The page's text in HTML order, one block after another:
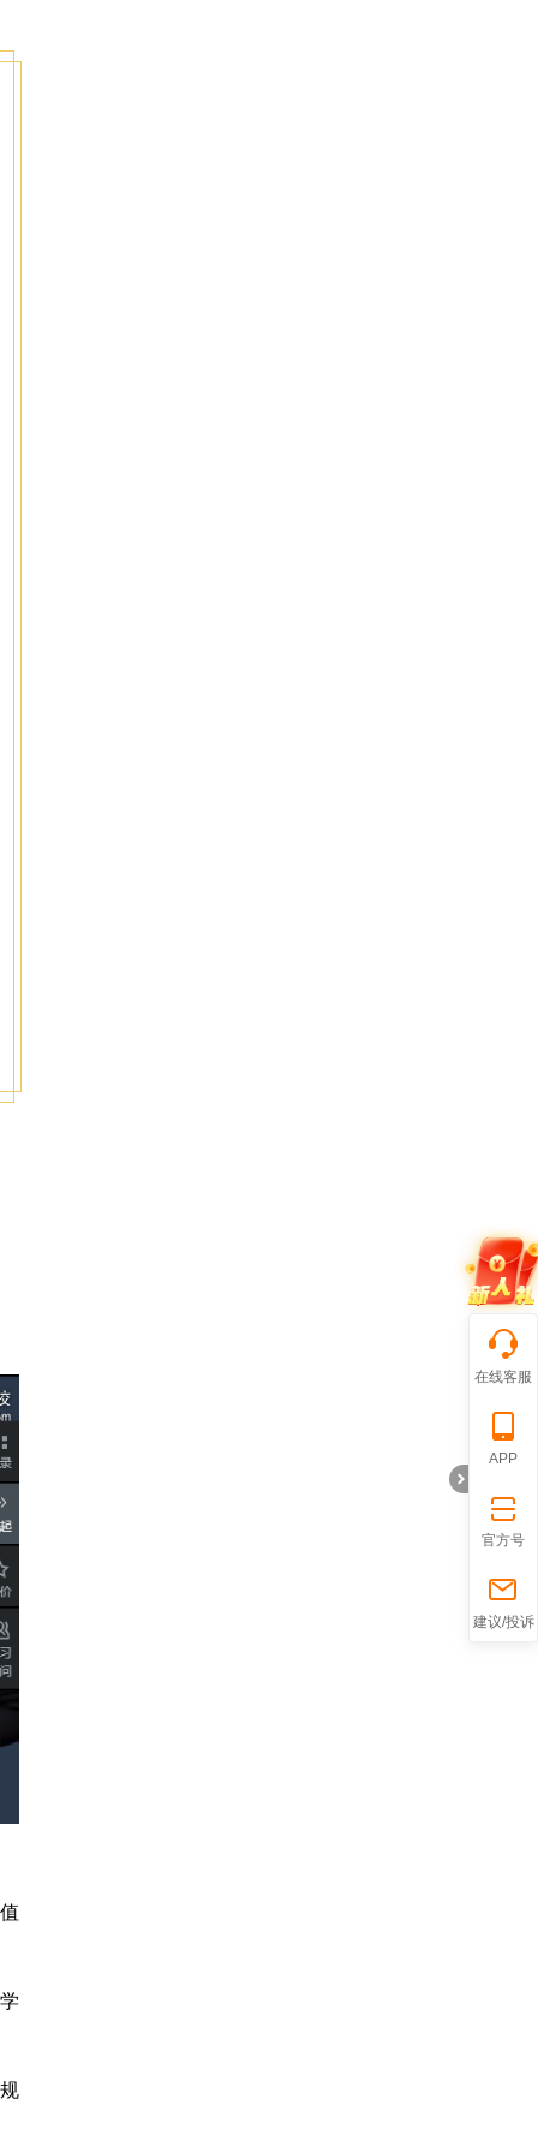
在线客服
APP
官方号
建议/投诉